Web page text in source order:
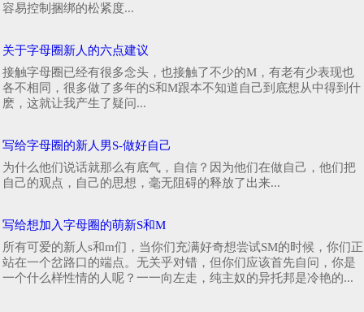
容易控制捆绑的松紧度...
关于字母圈新人的六点建议
接触字母圈已经有很多念头，也接触了不少的M，有老有少表现也
各不相同，很多做了多年的S和M跟本不知道自己到底想从中得到什
麽，这就让我产生了疑问...
写给字母圈的新人男S-做好自己
为什么他们说话就那么有底气，自信？因为他们在做自己，他们把
自己的观点，自己的思想，毫无阻碍的释放了出来...
写给想加入字母圈的萌新S和M
所有可爱的新人s和m们，当你们充满好奇想尝试SM的时候，你们正
站在一个岔路口的端点。无关乎对错，但你们应该首先自问，你是
一个什么样性情的人呢？一一向左走，纯主奴的异托邦是冷艳的...